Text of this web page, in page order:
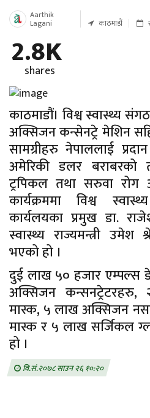
Aarthik
Lagani काठमाडौं
2.8K
shares
काठमाडौं। विश्व स्वास्थ्य
अक्सिजन कन्सेनट्रे मेशिन
सामग्रीहरु नेपाललाई
अमेरिकी डलर बराबरको
ट्रपिकल तथा सरुवा
कार्यक्रममा विश्व
कार्यलयका प्रमुख डा.
स्वास्थ्य राज्यमन्त्री उमेश
भएको हो ।
दुई लाख ५० हजार एम्पल्स
अक्सिजन कन्सनट्रेटरहरु,
मास्क, ५ लाख अक्सिजन
मास्क र ५ लाख सर्जिकल
हो ।
वि.सं.२०७८ साउन २६ १०:२०